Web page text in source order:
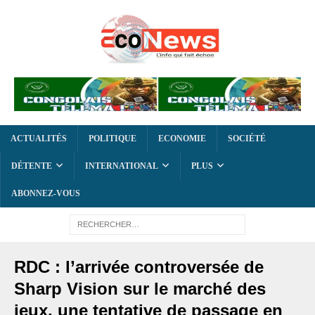
ACTUALITÉS POLITIQUE ECONOMIE SOCIÉTÉ
DÉTENTE INTERNATIONAL PLUS
ABONNEZ-VOUS
RDC : l’arrivée controversée de
Sharp Vision sur le marché des
jeux, une tentative de passage en